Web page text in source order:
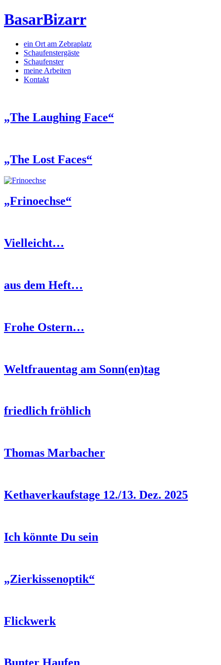
BasarBizarr
ein Ort am Zebraplatz
Schaufenster­gäste
Schaufenster
meine Arbeiten
Kontakt
„The Laughing Face“
„The Lost Faces“
„Frinoechse“
Vielleicht…
aus dem Heft…
Frohe Ostern…
Weltfrauentag am Sonn(en)tag
friedlich fröhlich
Thomas Marbacher
Kethaverkaufstage 12./13. Dez. 2025
Ich könnte Du sein
„Zierkissenoptik“
Flickwerk